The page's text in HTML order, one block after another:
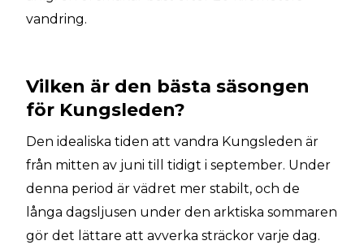
vandring.
Vilken är den bästa säsongen
för Kungsleden?
Den idealiska tiden att vandra Kungsleden är
från mitten av juni till tidigt i september. Under
denna period är vädret mer stabilt, och de
långa dagsljusen under den arktiska sommaren
gör det lättare att avverka sträckor varje dag.